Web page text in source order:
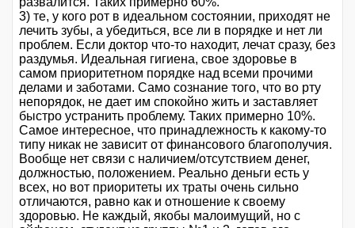
3) те, у кого рот в идеальном состоянии, приходят не
лечить зубы, а убедиться, все ли в порядке и нет ли
проблем. Если доктор что-то находит, лечат сразу, без
раздумья. Идеальная гигиена, свое здоровье в
самом приоритетном порядке над всеми прочими
делами и заботами. Само сознание того, что во рту
непорядок, не дает им спокойно жить и заставляет
быстро устранить проблему. Таких примерно 10%.
Самое интересное, что принадлежность к какому-то
типу никак не зависит от финансового благополучия.
Вообще нет связи с наличием/отсутствием денег,
должностью, положением. Реально деньги есть у
всех, но вот приоритеты их траты очень сильно
отличаются, равно как и отношение к своему
здоровью. Не каждый, якобы малоимущий, но с